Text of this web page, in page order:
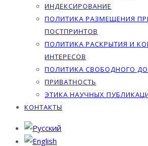
ИНДЕКСИРОВАНИЕ
ПОЛИТИКА РАЗМЕЩЕНИЯ
ПОСТПРИНТОВ
ПОЛИТИКА РАСКРЫТИЯ И
ИНТЕРЕСОВ
ПОЛИТИКА СВОБОДНОГО
ПРИВАТНОСТЬ
ЭТИКА НАУЧНЫХ
КОНТАКТЫ